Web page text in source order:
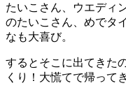
たいこさん、ウエディ
のたいこさん、めでタ
なも大喜び。
するとそこに出てきた
くり！大慌てで帰って